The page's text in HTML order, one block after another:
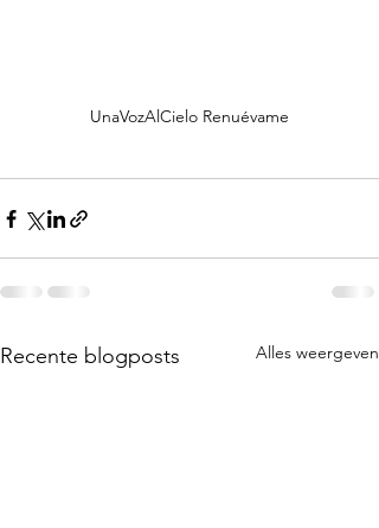
UnaVozAlCielo Renuévame
Recente blogposts Alles weergeven